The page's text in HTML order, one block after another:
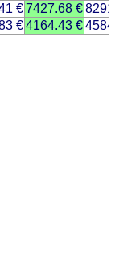
€7427.68 €
€4164.43 €